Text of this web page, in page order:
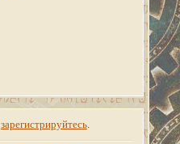
зарегистрируйтесь.